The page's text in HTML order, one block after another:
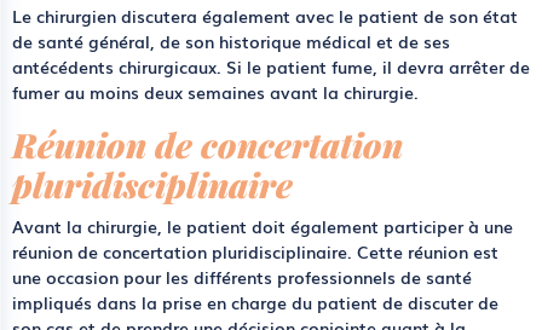
Le chirurgien discutera également avec le patient de son état
de santé général, de son historique médical et de ses
antécédents chirurgicaux. Si le patient fume, il devra arrêter de
fumer au moins deux semaines avant la chirurgie.
Réunion de concertation
pluridisciplinaire
Avant la chirurgie, le patient doit également participer à une
réunion de concertation pluridisciplinaire. Cette réunion est
une occasion pour les différents professionnels de santé
impliqués dans la prise en charge du patient de discuter de